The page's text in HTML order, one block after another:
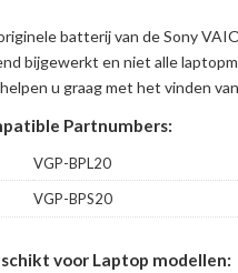
batterij van de Sony
bijgewerkt en niet alle
u graag met het vinden
Partnumbers:
VGP-BPL20
VGP-BPS20
voor Laptop modellen: